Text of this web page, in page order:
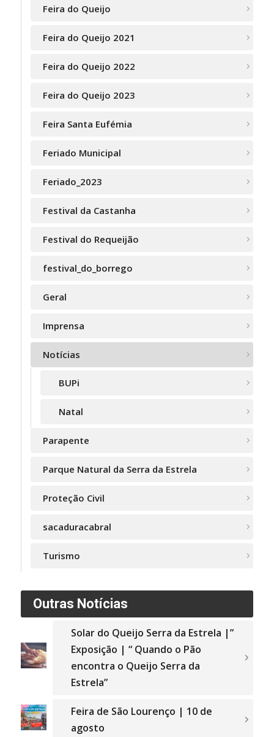
Feira do Queijo
Feira do Queijo 2021
Feira do Queijo 2022
Feira do Queijo 2023
Feira Santa Eufémia
Feriado Municipal
Feriado_2023
Festival da Castanha
Festival do Requeijão
festival_do_borrego
Geral
Imprensa
Notícias
BUPi
Natal
Parapente
Parque Natural da Serra da Estrela
Proteção Civil
sacaduracabral
Turismo
Outras Notícias
Solar do Queijo Serra da Estrela |”
Exposição | “ Quando o Pão
encontra o Queijo Serra da
Estrela”
Feira de São Lourenço | 10 de
agosto